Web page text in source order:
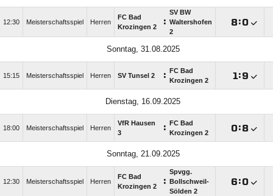
12:30 Meisterschaftsspiel Herren
FC Bad
Krozingen 2
:
SV BW
Waltershofen
2
:
Sonntag, 31.08.2025
15:15 Meisterschaftsspiel Herren SV Tunsel 2 :
FC Bad
Krozingen 2
:
Dienstag, 16.09.2025
18:00 Meisterschaftsspiel Herren
VfR Hausen
3
:
FC Bad
Krozingen 2
:
Sonntag, 21.09.2025
12:30 Meisterschaftsspiel Herren
FC Bad
Krozingen 2
:
Spvgg.
Bollschweil-
Sölden 2
: